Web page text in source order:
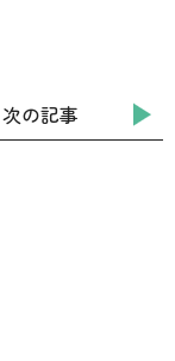
次の記事